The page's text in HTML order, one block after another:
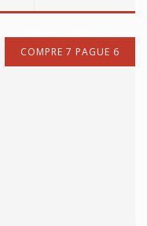
COMPRE 7 PAGUE 6